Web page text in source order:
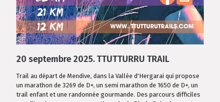
20 septembre 2025.TTUTTURRU TRAIL
Trail au départ de Mendive, dans la Vallée d'Hergarai qui propose
un marathon de 3269 de D+, un semi marathon de 1650 de D+, un
trail enfant et une randonnée gourmande. Des parcours difficiles